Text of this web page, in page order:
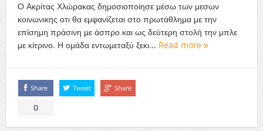
Ο Ακρίτας Χλώρακας δημοσιοποίησε μέσω των μεσων
κοινωνικης οτι θα εμφανίζεται στο πρωτάθλημα με την
επίσημη πράσινη με άσπρο και ως δεύτερη στολή την μπλε
με κίτρινο. Η ομάδα εντωμεταξύ ξεκι... Read more
Share
0
Tweet Share